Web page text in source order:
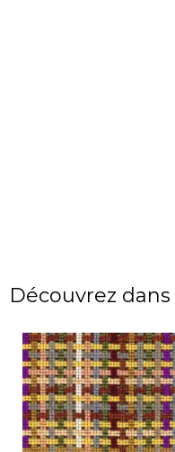
Découvrez